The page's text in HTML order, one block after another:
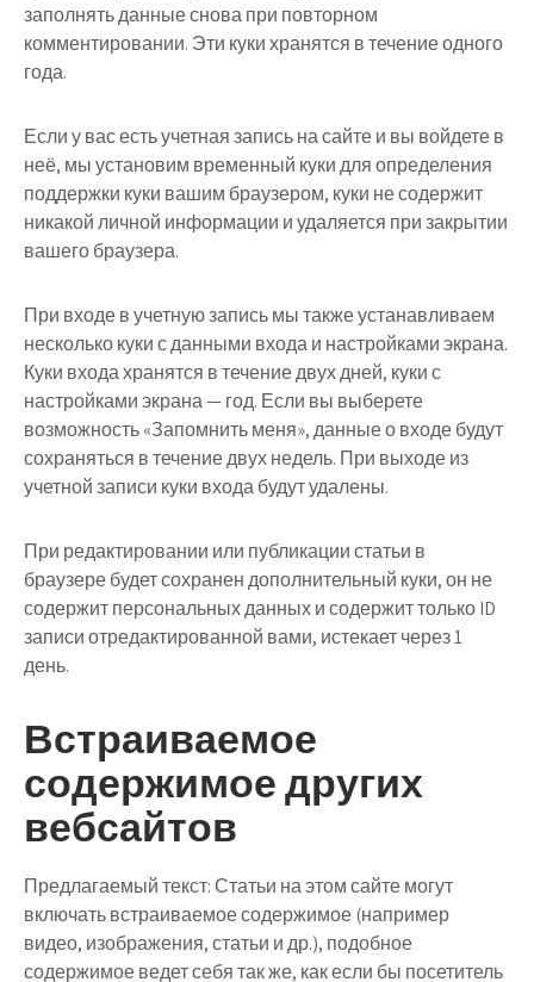
заполнять данные снова при повторном
комментировании. Эти куки хранятся в течение одного
года.
Если у вас есть учетная запись на сайте и вы войдете в
неё, мы установим временный куки для определения
поддержки куки вашим браузером, куки не содержит
никакой личной информации и удаляется при закрытии
вашего браузера.
При входе в учетную запись мы также устанавливаем
несколько куки с данными входа и настройками экрана.
Куки входа хранятся в течение двух дней, куки с
настройками экрана — год. Если вы выберете
возможность «Запомнить меня», данные о входе будут
сохраняться в течение двух недель. При выходе из
учетной записи куки входа будут удалены.
При редактировании или публикации статьи в
браузере будет сохранен дополнительный куки, он не
содержит персональных данных и содержит только ID
записи отредактированной вами, истекает через 1
день.
Встраиваемое
содержимое других
вебсайтов
Предлагаемый текст:Статьи на этом сайте могут
включать встраиваемое содержимое (например
видео, изображения, статьи и др.), подобное
содержимое ведет себя так же, как если бы посетитель